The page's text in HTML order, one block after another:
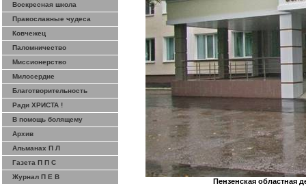
Воскресная школа
Православные чудеса
Ковчежец
Паломничество
Миссионерство
Милосердие
Благотворительность
Ради ХРИСТА !
В помощь болящему
Архив
Альманах П Л
Газета П П С
Журнал П Е В
Пензенская областная